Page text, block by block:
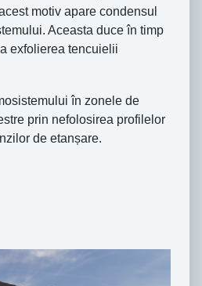
motiv apare condensul
Aceasta duce în timp
exfolierea tencuielii
în zonele de
prin nefolosirea profilelor
de etanșare.